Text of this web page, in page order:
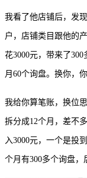
我看了他店铺后，发
户，店铺类目跟他的
花3000元，带来了
月60个询盘。换你，
我给你算笔账，换位
拆分成12个月，差不
入3000元，一个是投
个月有300多个询盘，